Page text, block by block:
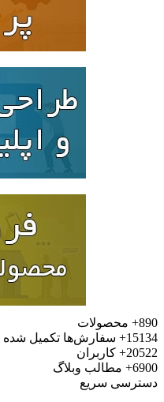
محصولات
سفارش‌ها تکمیل شده
کاربران
مطالب وبلاگ
سریع